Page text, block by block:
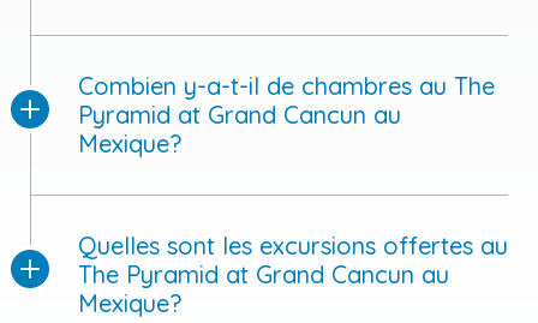
Combien y-a-t-il de chambres au The
Pyramid at Grand Cancun au
Mexique?
Quelles sont les excursions offertes au
The Pyramid at Grand Cancun au
Mexique?